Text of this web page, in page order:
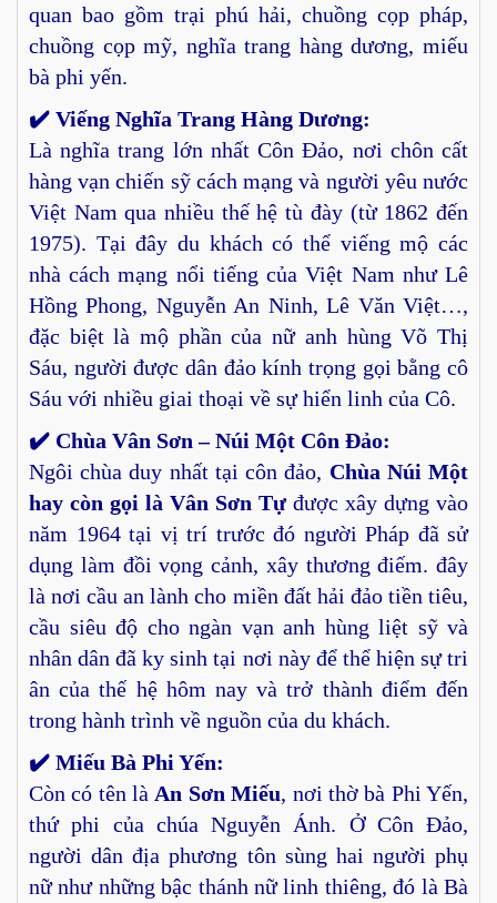
quan bao gồm trại phú hải, chuồng cọp pháp,
chuồng cọp mỹ, nghĩa trang hàng dương, miếu
bà phi yến.
✔️ Viếng Nghĩa Trang Hàng Dương:
Là nghĩa trang lớn nhất Côn Đảo, nơi chôn cất
hàng vạn chiến sỹ cách mạng và người yêu nước
Việt Nam qua nhiều thế hệ tù đày (từ 1862 đến
1975). Tại đây du khách có thể viếng mộ các
nhà cách mạng nổi tiếng của Việt Nam như Lê
Hồng Phong, Nguyễn An Ninh, Lê Văn Việt…,
đặc biệt là mộ phần của nữ anh hùng Võ Thị
Sáu, người được dân đảo kính trọng gọi bằng cô
Sáu với nhiều giai thoại về sự hiển linh của Cô.
✔️ Chùa Vân Sơn – Núi Một Côn Đảo:
Ngôi chùa duy nhất tại côn đảo, Chùa Núi Một
hay còn gọi là Vân Sơn Tựđược xây dựng vào
năm 1964 tại vị trí trước đó người Pháp đã sử
dụng làm đồi vọng cảnh, xây thương điếm. đây
là nơi cầu an lành cho miền đất hải đảo tiền tiêu,
cầu siêu độ cho ngàn vạn anh hùng liệt sỹ và
nhân dân đã ky sinh tại nơi này để thể hiện sự tri
ân của thế hệ hôm nay và trở thành điểm đến
trong hành trình về nguồn của du khách.
✔️ Miếu Bà Phi Yến:
Còn có tên là An Sơn Miếu, nơi thờ bà Phi Yến,
thứ phi của chúa Nguyễn Ánh. Ở Côn Đảo,
người dân địa phương tôn sùng hai người phụ
nữ như những bậc thánh nữ linh thiêng, đó là Bà